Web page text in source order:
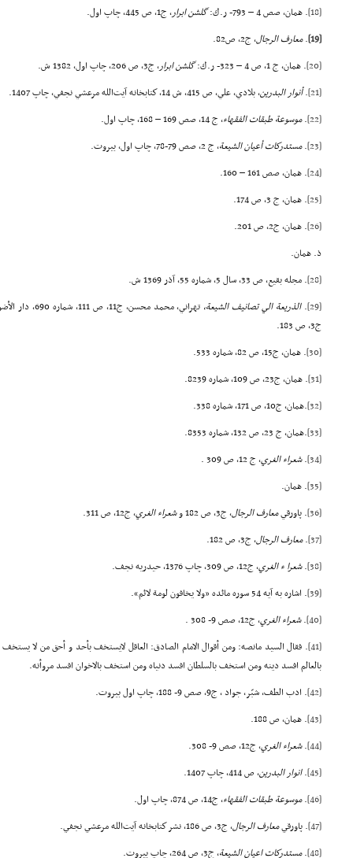
[18]
. همان، صص 4 – 793- ر.ك: گلشن ابرار، ج1، ص 445، چاپ اول.
[19]
.معارف الرجال، ج2، ص82.
[20]
. همان، ج 1، ص 4 – 323- ر.ك: گلشن ابرار، ج3، ص 206، چاپ اول، 1382 ش.
[21]
.أنوار البدرين، بلادي، علي، ص 415، ش 14، كتابخانه آيت‌الله مرعشي نجفي، چاپ 1407.
[22]
.موسوعة طبقات الفقهاء، ج 14، صص 169 – 168، چاپ اول.
[23]
.مستدركات أعيان الشيعة، ج 2، صص 79-78، چاپ اول، بيروت.
[24]
. همان، صص 161 – 160.
[25]
. همان، ج 3، ص 174.
[26]
. همان، ج2، ص 201.
ذ. همان.
[28]
. مجله بقيع، ص 33، سال 5، شماره 55، آذر 1369 ش.
[29]
.الذريعة الي تصانيف الشيعة،
تهراني، محمد
ج3، ص 183.
[30]
. همان، ج15، ص 82، شماره 533.
[31]
. همان، ج23، ص 109، شماره 8239.
[32]
.همان، ج10، ص 171، شماره 338.
[33]
.همان، ج 23، ص 132، شماره 8353.
[34]
.شعراء الغري، ج 12، ص 309 .
[35]
. همان.
[36]
. پاورقيمعارف الرجال، ج3، ص 182 و شعراء الغري، ج12، ص 311.
[37]
.معارف الرجال، ج3، ص 182.
[38]
.شعرا ء الغري، ج12، ص 309، چاپ 1376، حيدريه نجف.
[39]
. اشاره به آيه 54 سوره مائده «ولا يخافون لومة لائم».
[40]
.شعراء الغري، ج12، صص 9- 308 .
[41]
. فقال السيد مانصه: ومن أقوال الامام الصادق: العاقل لايستخف بأحد و أحق من لا يستخف
بالعالم افسد دينه ومن استخف بالسلطان افسد دنياه ومن استخف بالاخوان افسد مروأته.
[42]
. ادب الطف، شبّر، جواد ، ج9، صص 9- 188، چاپ اول بيروت.
[43]
. همان، ص 188.
[44]
.شعراء الغري، ج12، صص 9- 308.
[45]
.انوار البدرين، ص 414، چاپ 1407.
[46]
.موسوعة طبقات الفقهاء، ج14، ص 874، چاپ اول.
[47]
. پاورقيمعارف الرجال، ج3، ص 186، نشر كتابخانه آيت‌الله مرعشي نجفي.
[48]
.مستدركات اعيان الشيعة، ج3، ص 264، چاپ بيروت.